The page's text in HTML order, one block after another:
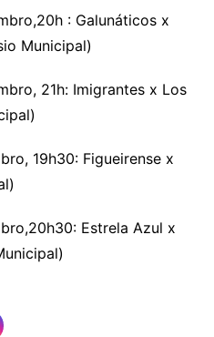
: Galunáticos x
Municipal)
21h: Imigrantes x Los
19h30: Figueirense x
Estrela Azul x